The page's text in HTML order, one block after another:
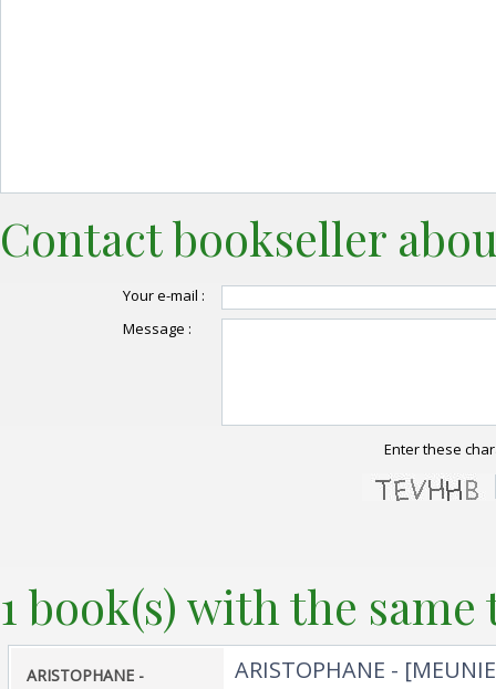
Contact bookseller
Your e-mail :
Message :
Enter these
1 book(s) with the
‎ARISTOPHANE -
‎ARISTOPHANE -